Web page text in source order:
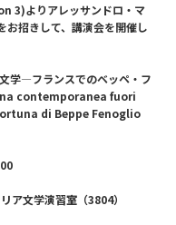
3)よりアレッサンドロ・マ
招きして、講演会を開催し
学―フランスでのベッペ・フ
contemporanea fuori
di Beppe Fenoglio
文学演習室（3804）